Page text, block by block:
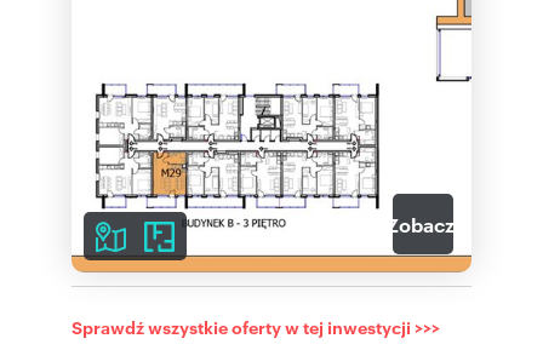
Zobacz galerię
Sprawdź wszystkie oferty w tej inwestycji >>>